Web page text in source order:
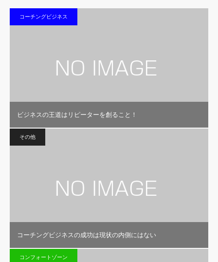
コーチングビジネス
ビジネスの王道はリピーターを創ること！
その他
コーチングビジネスの成功は現状の内側にはない
コンフォートゾーン